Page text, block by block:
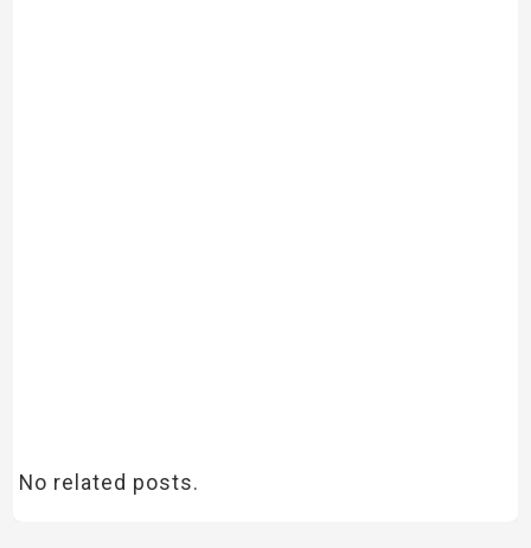
No related posts.